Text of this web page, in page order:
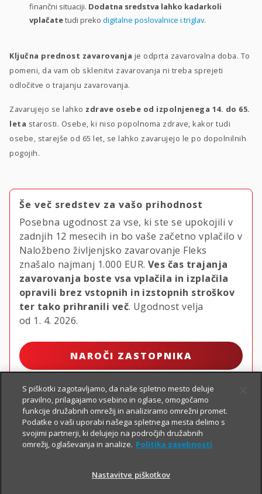
finančni situaciji. Dodatna sredstva lahko kadarkoli
vplačatetudi preko digitalne poslovalnice i.triglav.
Ključna prednost zavarovanja je odprta zavarovalna doba. To
pomeni, da vam ob sklenitvi zavarovanja ni treba sprejeti
odločitve o trajanju zavarovanja.
Zavarujejo se lahko zdrave osebe od izpolnjenega 14. do 65.
leta starosti. Osebe, ki niso popolnoma zdrave, kakor tudi
osebe, starejše od 65 let, se lahko zavarujejo le po dopolnilnih
pogojih.
Še več sredstev za vašo prihodnost
Posebna ugodnost za vse, ki ste se upokojili v
zadnjih 12 mesecih in bo vaše začetno vplačilo v
Naložbeno življenjsko zavarovanje Fleks
znašalo najmanj 1.000 EUR. Ves čas trajanja
zavarovanja boste vsa vplačila in izplačila
opravili brez vstopnih in izstopnih stroškov
ter tako prihranili več. Ugodnost velja
od 1. 4. 2026.
NAROČI ZASTOPNIKA
01 2864 000
S piškotki zagotavljamo, da naše spletno mesto deluje
pravilno, prilagajamo vsebino in oglase, omogočamo
funkcije družabnih omrežij in analiziramo omrežni promet.
Podatke o vaši uporabi našega spletnega mesta delimo s
svojimi partnerji, ki delujejo na področjih družabnih
omrežij, oglaševanja in analize. Politika zasebnosti
Nastavitve piškotkov